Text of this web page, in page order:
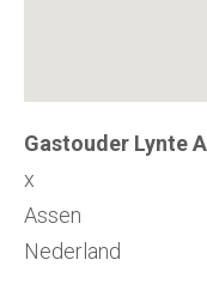
Gastouder Lynte
x
Assen
Nederland